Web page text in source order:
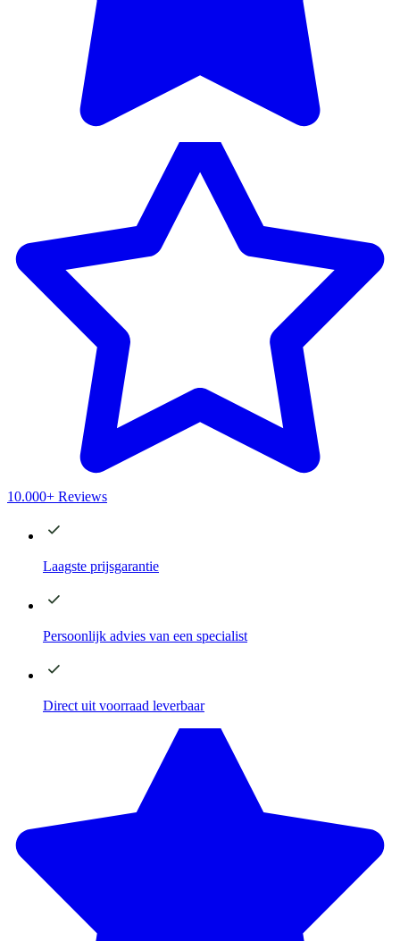
10.000+ Reviews
Laagste prijsgarantie
Persoonlijk advies van een specialist
Direct uit voorraad leverbaar